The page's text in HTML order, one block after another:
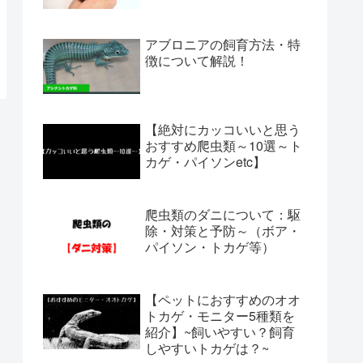
アブロニアの飼育方法・特
徴について解説！
【絶対にカッコいいと思う
おすすめ爬虫類～10選～ト
カゲ・パイソンetc】
爬虫類のダニについて：駆
除・対策と予防～（ボア・
パイソン・トカゲ等）
【ペットにおすすめのオオ
トカゲ・モニター5種類を
紹介】~飼いやすい？飼育
しやすいトカゲは？~